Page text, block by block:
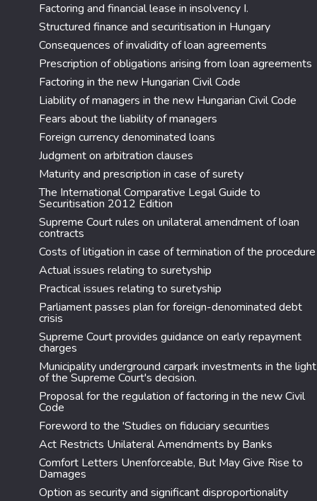
Factoring and financial lease in insolvency I.
Structured finance and securitisation in Hungary
Consequences of invalidity of loan agreements
Prescription of obligations arising from loan agreements
Factoring in the new Hungarian Civil Code
Liability of managers in the new Hungarian Civil Code
Fears about the liability of managers
Foreign currency denominated loans
Judgment on arbitration clauses
Maturity and prescription in case of surety
The International Comparative Legal Guide to
Securitisation 2012 Edition
Supreme Court rules on unilateral amendment of loan
contracts
Costs of litigation in case of termination of the procedure
Actual issues relating to suretyship
Practical issues relating to suretyship
Parliament passes plan for foreign-denominated debt
crisis
Supreme Court provides guidance on early repayment
charges
Municipality underground carpark investments in the light
of the Supreme Court's decision.
Proposal for the regulation of factoring in the new Civil
Code
Foreword to the 'Studies on fiduciary securities
Act Restricts Unilateral Amendments by Banks
Comfort Letters Unenforceable, But May Give Rise to
Damages
Option as security and significant disproportionality